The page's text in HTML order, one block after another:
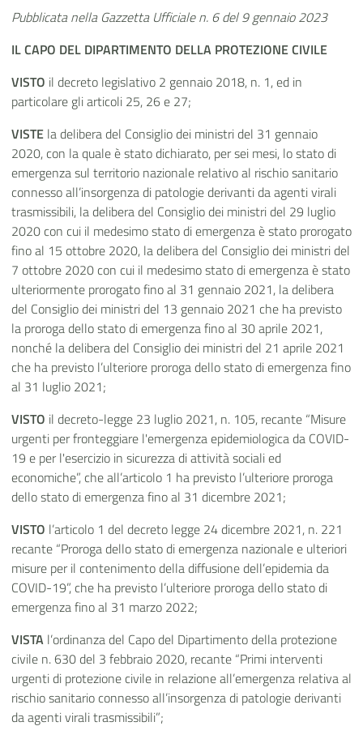
Pubblicata nella Gazzetta Ufficiale n. 6 del 9 gennaio 2023
​​​​​​IL CAPO DEL DIPARTIMENTO DELLA PROTEZIONE CIVILE
VISTO il decreto legislativo 2 gennaio 2018, n. 1, ed in
particolare gli articoli 25, 26 e 27;
VISTE la delibera del Consiglio dei ministri del 31 gennaio
2020, con la quale è stato dichiarato, per sei mesi, lo stato di
emergenza sul territorio nazionale relativo al rischio sanitario
connesso all’insorgenza di patologie derivanti da agenti virali
trasmissibili, la delibera del Consiglio dei ministri del 29 luglio
2020 con cui il medesimo stato di emergenza è stato prorogato
fino al 15 ottobre 2020, la delibera del Consiglio dei ministri del
7 ottobre 2020 con cui il medesimo stato di emergenza è stato
ulteriormente prorogato fino al 31 gennaio 2021, la delibera
del Consiglio dei ministri del 13 gennaio 2021 che ha previsto
la proroga dello stato di emergenza fino al 30 aprile 2021,
nonché la delibera del Consiglio dei ministri del 21 aprile 2021
che ha previsto l’ulteriore proroga dello stato di emergenza fino
al 31 luglio 2021;
VISTO il decreto-legge 23 luglio 2021, n. 105, recante “Misure
urgenti per fronteggiare l'emergenza epidemiologica da COVID-
19 e per l'esercizio in sicurezza di attività sociali ed
economiche”, che all’articolo 1 ha previsto l’ulteriore proroga
dello stato di emergenza fino al 31 dicembre 2021;
VISTO l’articolo 1 del decreto legge 24 dicembre 2021, n. 221
recante “Proroga dello stato di emergenza nazionale e ulteriori
misure per il contenimento della diffusione dell’epidemia da
COVID-19”, che ha previsto l’ulteriore proroga dello stato di
emergenza fino al 31 marzo 2022;
VISTA l’ordinanza del Capo del Dipartimento della protezione
civile n. 630 del 3 febbraio 2020, recante “Primi interventi
urgenti di protezione civile in relazione all’emergenza relativa al
rischio sanitario connesso all’insorgenza di patologie derivanti
da agenti virali trasmissibili”;